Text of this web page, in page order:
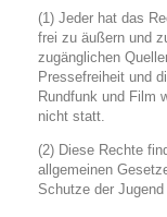
(1) Jeder hat das
frei zu äußern und
zugänglichen
Pressefreiheit und
Rundfunk und Film
nicht statt.
(2) Diese Rechte
allgemeinen
Schutze der